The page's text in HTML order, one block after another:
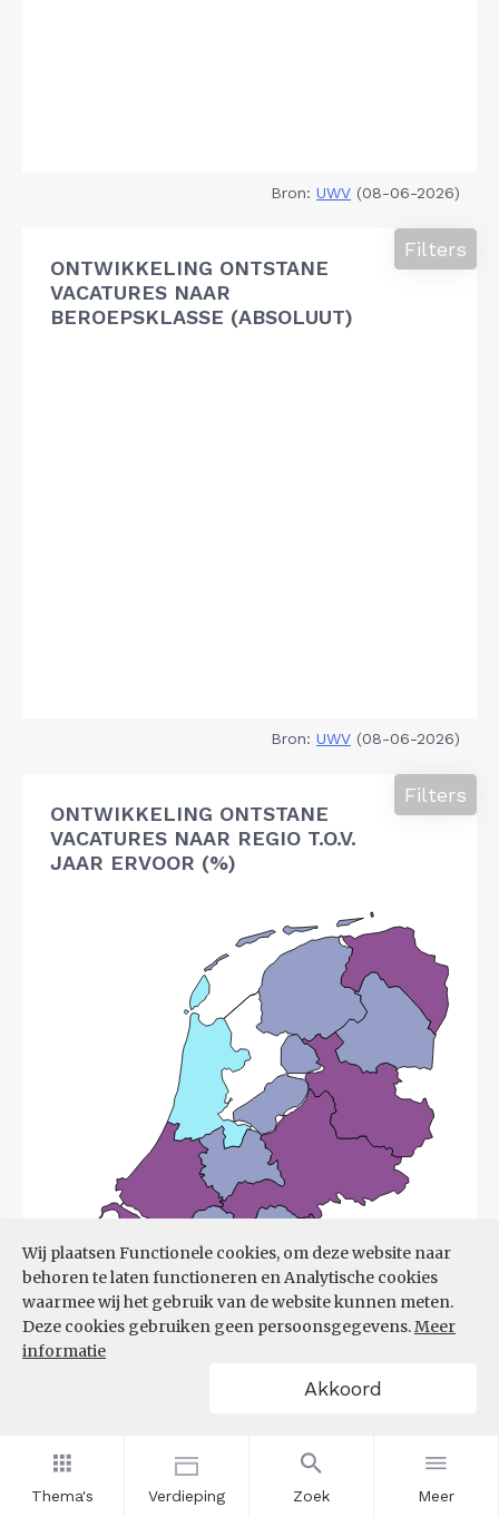
Thema's Verdieping Zoek Meer
Wij plaatsen Functionele cookies, om deze website naar
behoren te laten functioneren en Analytische cookies
waarmee wij het gebruik van de website kunnen meten.
Deze cookies gebruiken geen persoonsgegevens.Meer
informatie
Akkoord
Bron: UWV (08-06-2026)
ONTWIKKELING ONTSTANE
VACATURES NAAR
BEROEPSKLASSE (ABSOLUUT)
Filters
Bron: UWV (08-06-2026)
ONTWIKKELING ONTSTANE
VACATURES NAAR REGIO T.O.V.
JAAR ERVOOR (%)
Filters
Bron:
Filters